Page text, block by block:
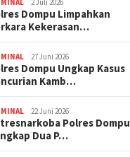
2 Juli 2026
Dompu Limpahkan
Kekerasan…
27 Juni 2026
Dompu Ungkap Kasus
Kamb…
22 Juni 2026
Polres Dompu
Dua P…